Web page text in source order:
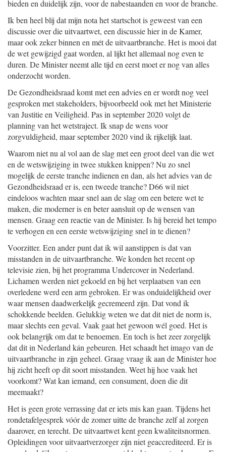
bieden en duidelijk zijn, voor de nabestaanden en voor de branche.
Ik ben heel blij dat mijn nota het startschot is geweest van een
discussie over die uitvaartwet, een discussie hier in de Kamer,
maar ook zeker binnen en mét de uitvaartbranche. Het is mooi dat
de wet gewijzigd gaat worden, al lijkt het allemaal nog even te
duren. De Minister neemt alle tijd en eerst moet er nog van alles
onderzocht worden.
De Gezondheidsraad komt met een advies en er wordt nog veel
gesproken met stakeholders, bijvoorbeeld ook met het Ministerie
van Justitie en Veiligheid. Pas in september 2020 volgt de
planning van het wetstraject. Ik snap de wens voor
zorgvuldigheid, maar september 2020 vind ik rijkelijk laat.
Waarom niet nu al vol aan de slag met een groot deel van die wet
en de wetswijziging in twee stukken knippen? Nu zo snel
mogelijk de eerste tranche indienen en dan, als het advies van de
Gezondheidsraad er is, een tweede tranche? D66 wil niet
eindeloos wachten maar snel aan de slag om een betere wet te
maken, die moderner is en beter aansluit op de wensen van
mensen. Graag een reactie van de Minister. Is hij bereid het tempo
te verhogen en een eerste wetswijziging snel in te dienen?
Voorzitter. Een ander punt dat ik wil aanstippen is dat van
misstanden in de uitvaartbranche. We konden het recent op
televisie zien, bij het programma Undercover in Nederland.
Lichamen werden niet gekoeld en bij het verplaatsen van een
overledene werd een arm gebroken. Er was onduidelijkheid over
waar mensen daadwerkelijk gecremeerd zijn. Dat vond ik
schokkende beelden. Gelukkig weten we dat dit niet de norm is,
maar slechts een geval. Vaak gaat het gewoon wél goed. Het is
ook belangrijk om dat te benoemen. En toch is het zeer zorgelijk
dat dit in Nederland kán gebeuren. Het schaadt het imago van de
uitvaartbranche in zijn geheel. Graag vraag ik aan de Minister hoe
hij zicht heeft op dit soort misstanden. Weet hij hoe vaak het
voorkomt? Wat kan iemand, een consument, doen die dit
meemaakt?
Het is geen grote verrassing dat er iets mis kan gaan. Tijdens het
rondetafelgesprek vóór de zomer uitte de branche zelf al zorgen
daarover, en terecht. De uitvaartwet kent geen kwaliteitsnormen.
Opleidingen voor uitvaartverzorger zijn niet geaccrediteerd. Er is